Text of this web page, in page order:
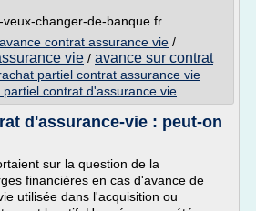
veux-changer-de-banque.fr
contrat assurance vie /
vie / avance sur contrat
partiel contrat assurance vie
partiel contrat d'assurance vie
d'assurance-vie : peut-on
sur la question de la
financières en cas d'avance de
utilisée dans l'acquisition ou